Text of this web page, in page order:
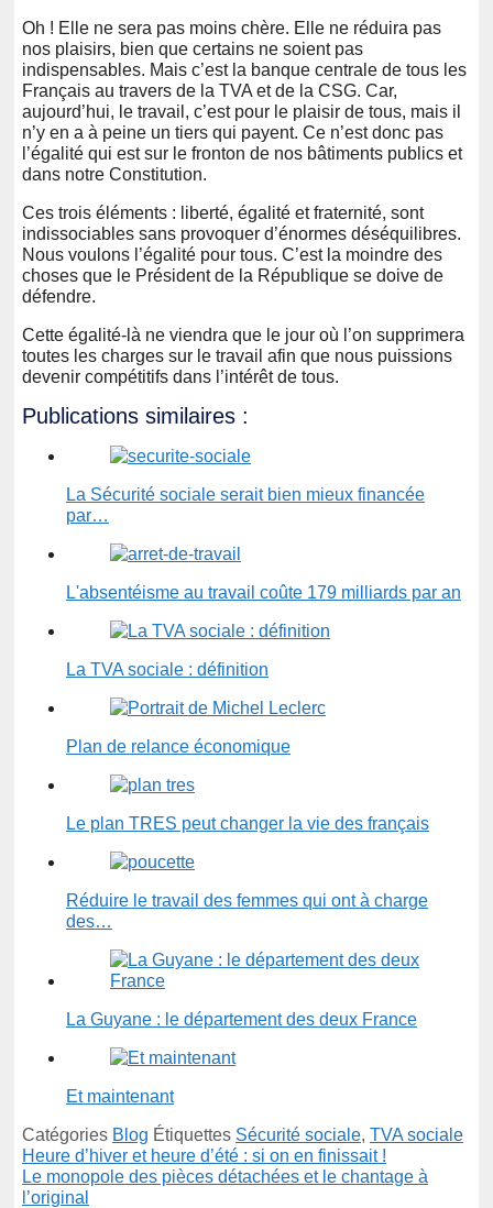
Oh ! Elle ne sera pas moins chère. Elle ne réduira pas
nos plaisirs, bien que certains ne soient pas
indispensables. Mais c’est la banque centrale de tous les
Français au travers de la TVA et de la CSG. Car,
aujourd’hui, le travail, c’est pour le plaisir de tous, mais il
n’y en a à peine un tiers qui payent. Ce n’est donc pas
l’égalité qui est sur le fronton de nos bâtiments publics et
dans notre Constitution.
Ces trois éléments : liberté, égalité et fraternité, sont
indissociables sans provoquer d’énormes déséquilibres.
Nous voulons l’égalité pour tous. C’est la moindre des
choses que le Président de la République se doive de
défendre.
Cette égalité-là ne viendra que le jour où l’on supprimera
toutes les charges sur le travail afin que nous puissions
devenir compétitifs dans l’intérêt de tous.
Publications similaires :
La Sécurité sociale serait bien mieux financée
par…
L'absentéisme au travail coûte 179 milliards par an
La TVA sociale : définition
Plan de relance économique
Le plan TRES peut changer la vie des français
Réduire le travail des femmes qui ont à charge
des…
La Guyane : le département des deux France
Et maintenant
Catégories Blog Étiquettes Sécurité sociale, TVA sociale
Heure d’hiver et heure d’été : si on en finissait !
Le monopole des pièces détachées et le chantage à
l’original